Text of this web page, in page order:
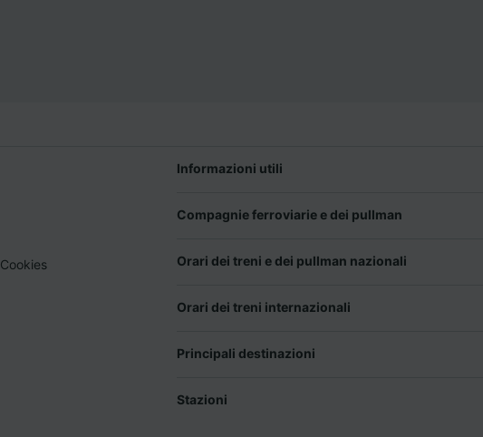
Cookies
Informazioni utili
Compagnie ferroviarie e dei pullman
Orari dei treni e dei pullman nazionali
Orari dei treni internazionali
Principali destinazioni
Stazioni